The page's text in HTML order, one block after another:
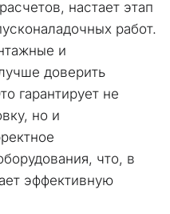
настает этап
работ.
и
доверить
гарантирует не
но и
что, в
эффективную